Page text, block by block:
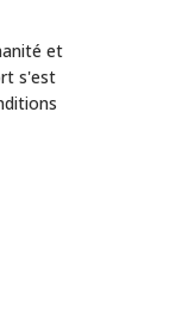
et
s'est